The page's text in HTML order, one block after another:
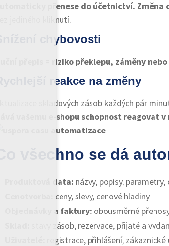
automaticky přenese do účetnictví. Změna
bez jediného kliknutí.
Snížení chybovosti
Ruční přepis = riziko překlepu, záměny
Rychlejší reakce na změny
Aktualizace skladových zásob každých pár
dává vašemu e-shopu schopnost reagovat
Co všechno se dá
Produktová data: názvy, popisy,
ceny, slevy, cenové hladiny
Objednávky a faktury: obousměrné
stavy zásob, rezervace, přijaté a
registrace, přihlášení, zákaznické